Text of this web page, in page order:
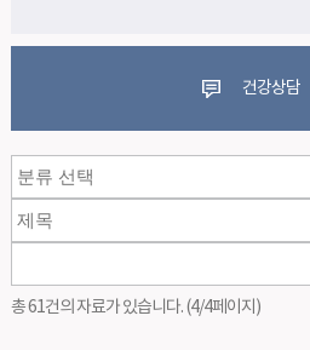
건강상담
총 61건의 자료가 있습니다. (4/4페이지)